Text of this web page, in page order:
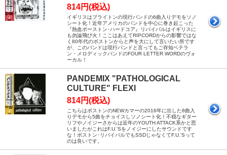
814円(税込)
イギリスはブライトンの現行バンドの6曲入りデモをソノ
シート化！近年アメリカのバンドを中心に巻き起こった
『熱血ボーストン･ハードコア』リバイバルはイギリスに
も勿論飛び火！ここはあえてRIPCORDからの影響ではな
く80年代のボストンからと声を大にして言いたい所です
が、このバンドは現行バンドと言ってもご存知ベテラ
ン・メロディックバンドのFOUR LETTER WORDのヴォ
ーカル！
PANDEMIX "PATHOLOGICAL
CULTURE" FLEXI
814円(税込)
こちらはボストンのNEWカマーの2016年に出した8曲入
りデモから5曲をチョイスしソノシート化！不穏なギター
リフやノイジーさからは近年のYOUTH ATTACK系かと思
いましたがこれはF.U.'Sをノイジーにしたサウンドです
な！ボストン･リバイバルでもSSDじゃなくてF.U.'Sって
のは良いです。